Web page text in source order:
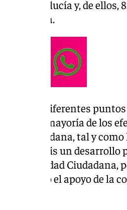
de Andalucía y, de
de Málaga.
a diferentes
La mayoría de los
Ciudadana, tal y
consigáis un
en Seguridad
todo el apoyo de la